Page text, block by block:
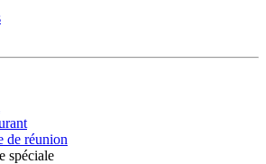
de réunion
spéciale